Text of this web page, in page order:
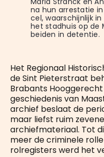
na hun arrestatie
cel, waarschijnlijk
het stadhuis op de
beiden in detentie.
Het Regionaal
de Sint Pieterstraat
Brabants
geschiedenis van
archief beslaat de
maar liefst ruim
archiefmateriaal. Tot
meer de criminele
rolregisters werd het